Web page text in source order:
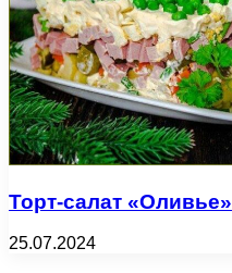
Торт-салат «Оливье»
25.07.2024